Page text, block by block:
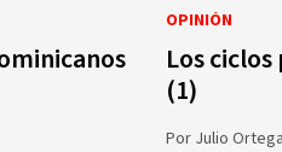
OPINIÓN
Los
(1)
Por Julio